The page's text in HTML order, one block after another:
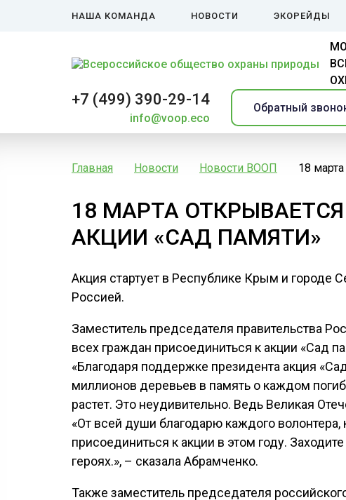
НАША КОМАНДА НОВОСТИ ЭКОРЕЙДЫ
+7 (499) 390-29-14
info@voop.eco
Обратный
Главная Новости Новости ВООП 18
18 МАРТА
АКЦИИ «САД ПАМЯТИ»
Акция стартует в Республике Крым и городе
Россией.
Заместитель председателя правительства
всех граждан присоединиться к акции «Сад
«Благодаря поддержке президента акция
миллионов деревьев в память о каждом
растет. Это неудивительно. Ведь Великая
«От всей души благодарю каждого
присоединиться к акции в этом году.
героях.», – сказала Абрамченко.
Также заместитель председателя